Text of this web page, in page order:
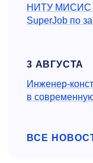
НИТУ МИСИС —
SuperJob по
3 АВГУСТА
в
ВСЕ